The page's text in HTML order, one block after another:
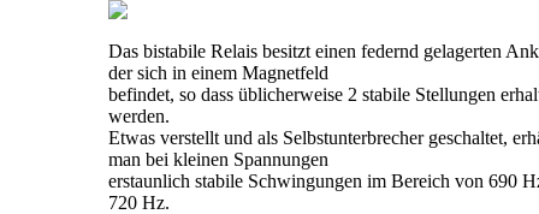
Das bistabile Relais besitzt einen federnd gelagerten
der sich in einem Magnetfeld
befindet, so dass üblicherweise 2 stabile Stellungen
werden.
Etwas verstellt und als Selbstunterbrecher geschaltet,
man bei kleinen Spannungen
erstaunlich stabile Schwingungen im Bereich von 690
720 Hz.